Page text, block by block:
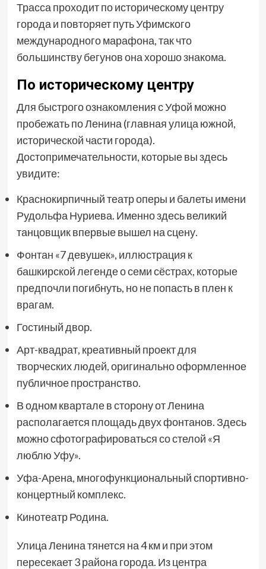
Трасса проходит по историческому центру
города и повторяет путь Уфимского
международного марафона, так что
большинству бегунов она хорошо знакома.
По историческому центру
Для быстрого ознакомления с Уфой можно
пробежать по Ленина (главная улица южной,
исторической части города).
Достопримечательности, которые вы здесь
увидите:
Краснокирпичный театр оперы и балеты имени
Рудольфа Нуриева. Именно здесь великий
танцовщик впервые вышел на сцену.
Фонтан «7 девушек», иллюстрация к
башкирской легенде о семи сёстрах, которые
предпочли погибнуть, но не попасть в плен к
врагам.
Гостиный двор.
Арт-квадрат, креативный проект для
творческих людей, оригинально оформленное
публичное пространство.
В одном квартале в сторону от Ленина
располагается площадь двух фонтанов. Здесь
можно сфотографироваться со стелой «Я
люблю Уфу».
Уфа-Арена, многофункциональный спортивно-
концертный комплекс.
Кинотеатр Родина.
Улица Ленина тянется на 4 км и при этом
пересекает 3 района города. Из центра